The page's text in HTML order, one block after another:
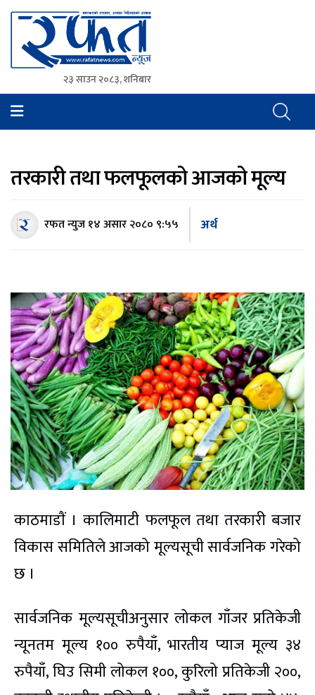
Rafat News
समाचारको रफ्तार, आवाज बिहिनहरुको आवाज
२३ साउन २०८३, शनिबार
तरकारी तथा फलफूलको आजको मूल्य
रफत न्युज१४ असार २०८० ९:५५ अर्थ
काठमाडाैं । कालिमाटी फलफूल तथा तरकारी बजार
विकास समितिले आजको मूल्यसूची सार्वजनिक गरेको
छ ।
सार्वजनिक मूल्यसूचीअनुसार लोकल गाँजर प्रतिकेजी
न्यूनतम मूल्य १०० रुपैयाँ, भारतीय प्याज मूल्य ३४
रुपैयाँ, घिउ सिमी लोकल १००, कुरिलो प्रतिकेजी २००,